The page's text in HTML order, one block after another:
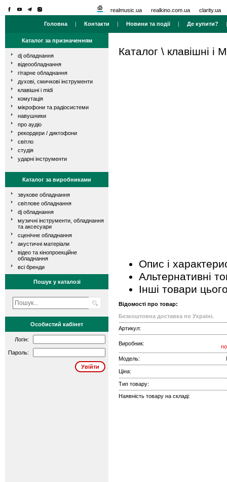
realmusic.ua realkino.com.ua clarity.ua
Головна | Контакти | Новини та події| Де купити?
Каталог за призначенням
dj обладнання
відеообладнання
гітарне обладнання
духові, смичкові інструменти
клавішні і midi
комутація
мікрофони та радіосистеми
навушники
про аудіо
рекордери / диктофони
світло
студія
ударні інструменти
Каталог за виробниками
звукове обладнання
світлове обладнання
dj обладнання
музичні інструменти, обладнання
та аксесуари
сценічне обладнання
акустичні матеріали
відео та кінопроекційне
обладнання
всі бренди
Пошук у каталозі
Особистий кабінет
Логін:
Пароль:
Каталог \ клавішні і
Опис і
Альтернативні
Інші товари
Відомості про товар:
Безкоштовна доставка по Україні.
Артикул:
Виробник:
Модель:
Ціна:
Тип товару:
Наявність товару на складі: